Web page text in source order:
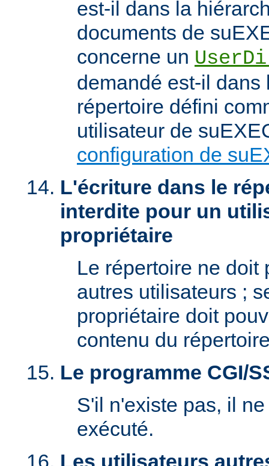
est-il dans la
documents de
concerne un
demandé est-il dans
répertoire défini
utilisateur de
configuration de
L'écriture dans le
interdite pour un
propriétaire
Le répertoire ne doit
autres utilisateurs ;
propriétaire doit
contenu du
Le programme CGI/
S'il n'existe pas, il
exécuté.
Les utilisateurs